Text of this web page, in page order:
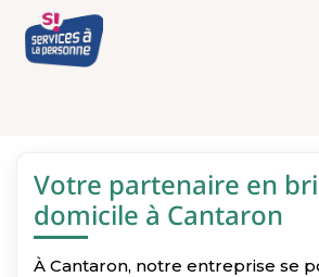
Votre partenaire en
domicile à Cantaron
À Cantaron, notre entreprise se